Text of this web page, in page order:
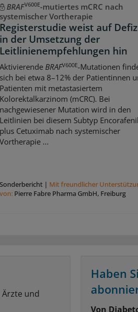
BRAFV600E-mutiertes mCRC nach
systemischer Vortherapie
Registerstudie weist auf
in der Umsetzung der
Leitlinienempfehlungen hin
Aktivierende BRAFV600E-Mutationen
sich bei etwa 8–12% der Patientinnen
Patienten mit metastasiertem
Kolorektalkarzinom (mCRC). Bei
nachgewiesener Mutation wird in den
Leitlinien bei diesem Subtyp
plus Cetuximab nach systemischer
Vortherapie ...
Sonderbericht| Mit freundlicher
von: Pierre Fabre Pharma GmbH, Freiburg
und
Haben
Von